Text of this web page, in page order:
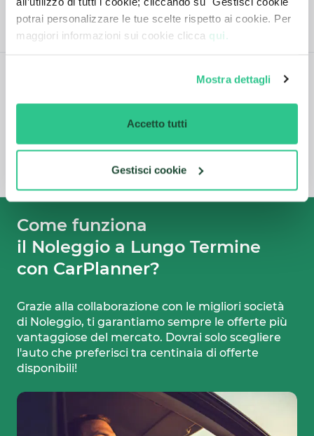
potrai personalizzare le tue scelte rispetto ai cookie. Per
maggiori informazioni sui cookie clicca qui.
Mostra dettagli
Accetto tutti
Gestisci cookie
PORTE 5
EMISSIONI DI CO2
Come funziona
il Noleggio a Lungo Termine
con CarPlanner?
Grazie alla collaborazione con le migliori società
di Noleggio, ti garantiamo sempre le offerte più
vantaggiose del mercato. Dovrai solo scegliere
l'auto che preferisci tra centinaia di offerte
disponibili!